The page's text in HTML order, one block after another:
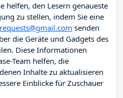
helfen, den Lesern genaueste
zu stellen, indem Sie eine
senden
die Geräte und Gadgets des
Diese Informationen
Team helfen, die
Inhalte zu aktualisieren
Einblicke für Zuschauer